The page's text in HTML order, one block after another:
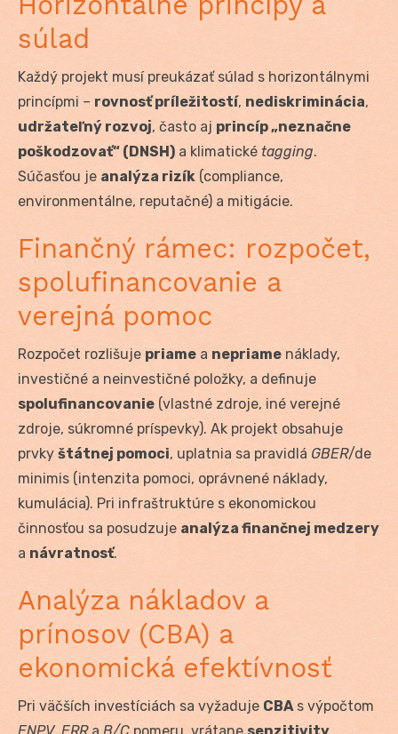
súlad
Každý projekt musí preukázať súlad s horizontálnymi
princípmi – rovnosť príležitostí, nediskriminácia,
udržateľný rozvoj, často aj princíp „neznačne
poškodzovať“ (DNSH) a klimatické tagging.
Súčasťou je analýza rizík (compliance,
environmentálne, reputačné) a mitigácie.
Finančný rámec: rozpočet,
spolufinancovanie a
verejná pomoc
Rozpočet rozlišuje priame a nepriame náklady,
investičné a neinvestičné položky, a definuje
spolufinancovanie (vlastné zdroje, iné verejné
zdroje, súkromné príspevky). Ak projekt obsahuje
prvky štátnej pomoci, uplatnia sa pravidlá GBER/de
minimis (intenzita pomoci, oprávnené náklady,
kumulácia). Pri infraštruktúre s ekonomickou
činnosťou sa posudzuje analýza finančnej medzery
a návratnosť.
Analýza nákladov a
prínosov (CBA) a
ekonomická efektívnosť
Pri väčších investíciách sa vyžaduje CBAs výpočtom